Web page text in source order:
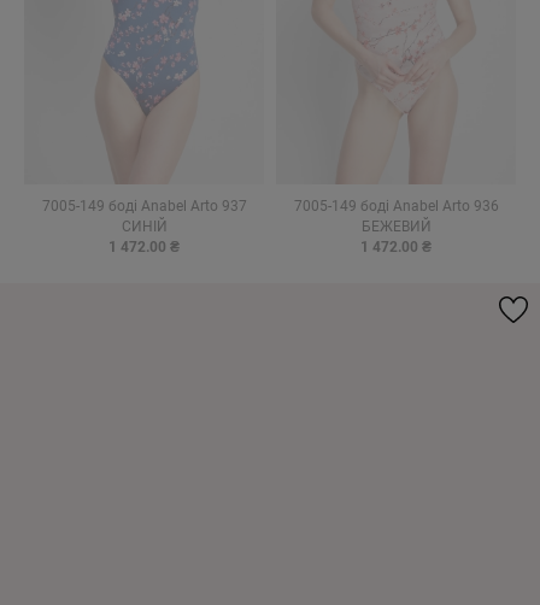
7005-149 боді Anabel Arto 937
СИНІЙ
1 472.00 ₴
7005-149 боді Anabel Arto 936
БЕЖЕВИЙ
1 472.00 ₴